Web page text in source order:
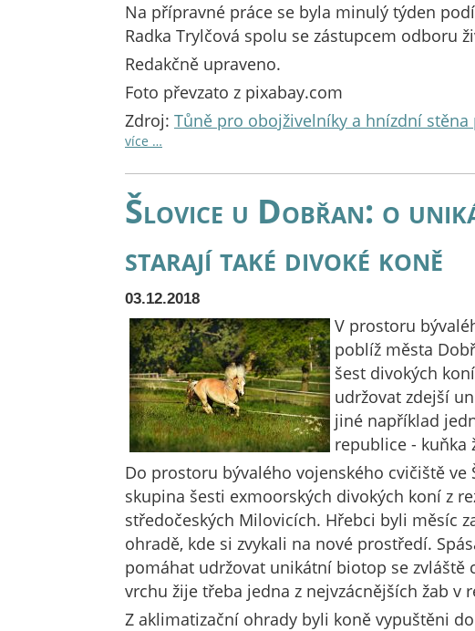
Na přípravné práce se byla minulý týden
Radka Trylčová spolu se zástupcem odboru
Redakčně upraveno.
Foto převzato z pixabay.com
Zdroj: Tůně pro obojživelníky a hnízdní
více …
Šlovice u Dobřan: o
starají také divoké koně
03.12.2018
V prostoru
poblíž města
šest divokých
udržovat zdejší
jiné například
republice - kuňka
Do prostoru bývalého vojenského cvičiště
skupina šesti exmoorských divokých koní z
středočeských Milovicích. Hřebci byli měsíc
ohradě, kde si zvykali na nové prostředí.
pomáhat udržovat unikátní biotop se zvláště
vrchu žije třeba jedna z nejvzácnějších žab v
Z aklimatizační ohrady byli koně vypuštěni